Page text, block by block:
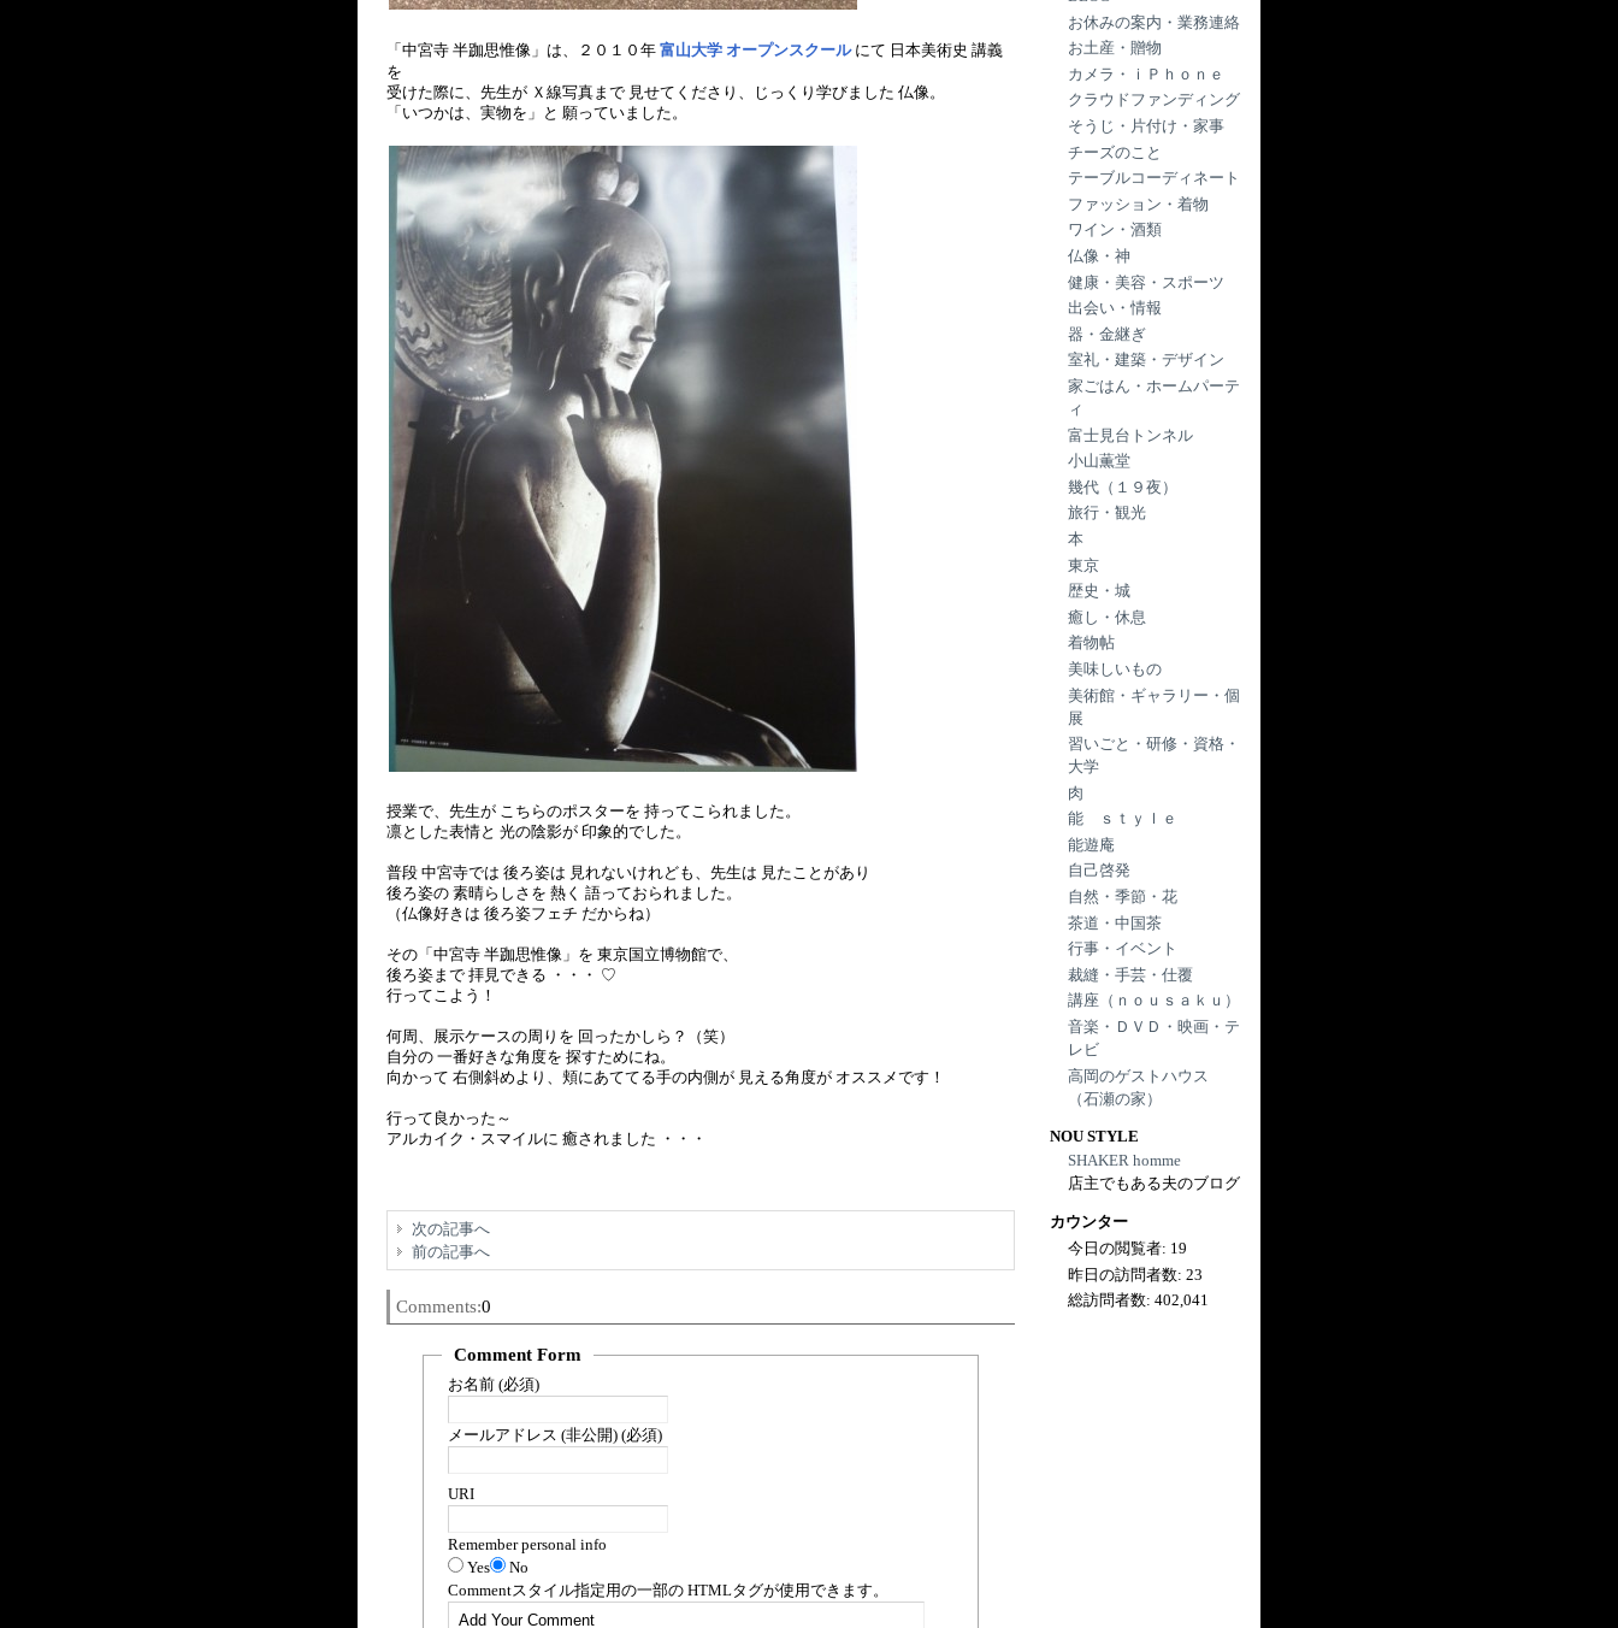
「中宮寺 半跏思惟像」は、２０１０年 富山大学 オープンスクールにて 日本美術史 講義
を
受けた際に、先生が Ｘ線写真まで 見せてくださり、じっくり学びました 仏像。
「いつかは、実物を」と 願っていました。
授業で、先生が こちらのポスターを 持ってこられました。
凛とした表情と 光の陰影が 印象的でした。
普段 中宮寺では 後ろ姿は 見れないけれども、先生は 見たことがあり
後ろ姿の 素晴らしさを 熱く 語っておられました。
（仏像好きは 後ろ姿フェチ だからね）
その「中宮寺 半跏思惟像」を 東京国立博物館で、
後ろ姿まで 拝見できる ・・・ ♡
行ってこよう！
何周、展示ケースの周りを 回ったかしら？（笑）
自分の 一番好きな角度を 探すためにね。
向かって 右側斜めより、頬にあててる手の内側が 見える角度が オススメです！
行って良かった～
アルカイク・スマイルに 癒されました ・・・
次の記事へ
前の記事へ
Comments:0
Comment Form
お名前 (必須)
メールアドレス (非公開) (必須)
URI
Remember personal info
Yes
No
Commentスタイル指定用の一部の HTMLタグが使用できます。
ブ
お休みの案内・業務連絡
お土産・贈物
カメラ・ｉＰｈｏｎｅ
クラウドファンディング
そうじ・片付け・家事
チーズのこと
テーブルコーディネート
ファッション・着物
ワイン・酒類
仏像・神
健康・美容・スポーツ
出会い・情報
器・金継ぎ
室礼・建築・デザイン
家ごはん・ホームパーテ
ィ
富士見台トンネル
小山薫堂
幾代（１９夜）
旅行・観光
本
東京
歴史・城
癒し・休息
着物帖
美味しいもの
美術館・ギャラリー・個
展
習いごと・研修・資格・
大学
肉
能 ｓｔｙｌｅ
能遊庵
自己啓発
自然・季節・花
茶道・中国茶
行事・イベント
裁縫・手芸・仕覆
講座（ｎｏｕｓａｋｕ）
音楽・ＤＶＤ・映画・テ
レビ
高岡のゲストハウス
（石瀬の家）
NOU STYLE
SHAKER homme
店主でもある夫のブログ
カウンター
今日の閲覧者: 19
昨日の訪問者数:23
総訪問者数:402,041